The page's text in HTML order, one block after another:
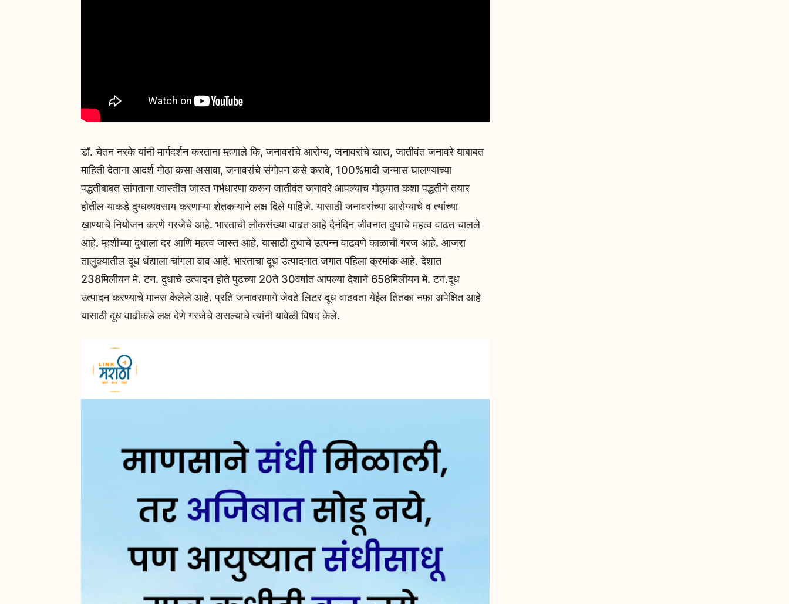
डॉ. चेतन नरके यांनी मार्गदर्शन करताना म्हणाले कि, जनावरांचे आरोग्य, जनावरांचे खाद्य, जातीवंत जनावरे याबाबत
माहिती देताना आदर्श गोठा कसा असावा, जनावरांचे संगोपन कसे करावे, 100%मादी जन्मास घालण्याच्या
पद्धतीबाबत सांगताना जास्तीत जास्त गर्भधारणा करून जातीवंत जनावरे आपल्याच गोठ्यात कशा पद्धतीने तयार
होतील याकडे दुग्धव्यवसाय करणाऱ्या शेतकऱ्याने लक्ष दिले पाहिजे. यासाठी जनावरांच्या आरोग्याचे व त्यांच्या
खाण्याचे नियोजन करणे गरजेचे आहे. भारताची लोकसंख्या वाढत आहे दैनंदिन जीवनात दुधाचे महत्व वाढत चालले
आहे. म्हशीच्या दुधाला दर आणि महत्व जास्त आहे. यासाठी दुधाचे उत्पन्न वाढवणे काळाची गरज आहे. आजरा
तालुक्यातील दूध धंद्याला चांगला वाव आहे. भारताचा दूध उत्पादनात जगात पहिला क्रमांक आहे. देशात
238मिलीयन मे. टन. दुधाचे उत्पादन होते पुढच्या 20ते 30वर्षात आपल्या देशाने 658मिलीयन मे. टन.दूध
उत्पादन करण्याचे मानस केलेले आहे. प्रति जनावरामागे जेवढे लिटर दूध वाढवता येईल तितका नफा अपेक्षित आहे
यासाठी दूध वाढीकडे लक्ष देणे गरजेचे असल्याचे त्यांनी यावेळी विषद केले.